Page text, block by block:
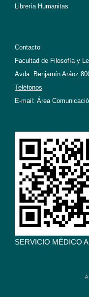
Librería Humanitas
Contacto
Facultad de Filosofía y
Avda. Benjamín Aráoz
Teléfonos
E-mail: Área
SERVICIO MÉDICO
A